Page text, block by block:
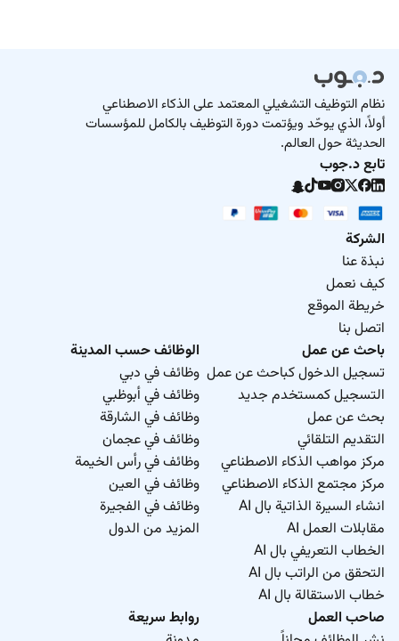
نظام التوظيف التشغيلي المعتمد على الذكاء الاصطناعي
أولاً، الذي يوحّد ويؤتمت دورة التوظيف بالكامل للمؤسسات
الحديثة حول العالم.
تابع د.جوب
الشركة
نبذة عنا
كيف نعمل
خريطة الموقع
اتصل بنا
باحث عن عمل
تسجيل الدخول كباحث عن عمل
التسجيل كمستخدم جديد
بحث عن عمل
التقديم التلقائي
مركز مواهب الذكاء الاصطناعي
مركز مجتمع الذكاء الاصطناعي
انشاء السيرة الذاتية بال AI
مقابلات العمل AI
الخطاب التعريفي بال AI
التحقق من الراتب بال AI
خطاب الاستقالة بال AI
الوظائف حسب المدينة
وظائف في دبي
وظائف في أبوظبي
وظائف في الشارقة
وظائف في عجمان
وظائف في رأس الخيمة
وظائف في العين
وظائف في الفجيرة
المزيد من الدول
صاحب العمل
روابط سريعة